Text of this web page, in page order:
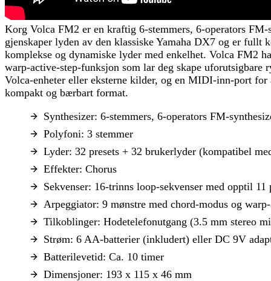
Korg Volca FM2 er en kraftig 6-stemmers, 6-operators
gjenskaper lyden av den klassiske Yamaha DX7 og er
komplekse og dynamiske lyder med enkelhet. Volca FM2
warp-active-step-funksjon som lar deg skape
Volca-enheter eller eksterne kilder, og en MIDI-inn-port
kompakt og bærbart format.
Synthesizer: 6-stemmers, 6-operators FM-
Polyfoni: 3 stemmer
Lyder: 32 presets + 32 brukerlyder (kompatibel
Effekter: Chorus
Sekvenser: 16-trinns loop-sekvenser med opptil 11
Arpeggiator: 9 mønstre med chord-modus og
Tilkoblinger: Hodetelefonutgang (3.5 mm stereo
Strøm: 6 AA-batterier (inkludert) eller DC 9V
Batterilevetid: Ca. 10 timer
Dimensjoner: 193 x 115 x 46 mm